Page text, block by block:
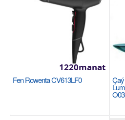
Miwe pyçak nabor 6
Frutta A553-01
Reňk: Ýaşyl Ultra ötkir
Fen Rowenta CV613LF0
1220manat